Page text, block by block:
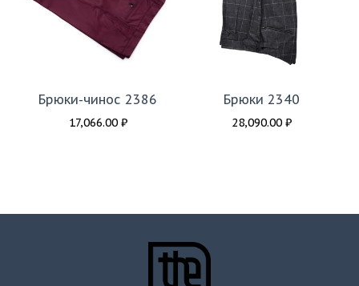
Брюки-чинос 2386
17,066.00 ₽
Брюки 2340
28,090.00 ₽